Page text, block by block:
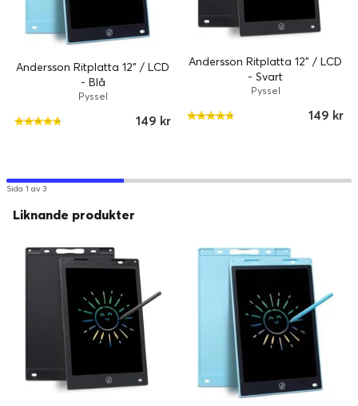
Andersson Ritplatta 12" / LCD
- Blå
Pyssel
149 kr
Andersson Ritplatta 12" / LCD
- Svart
Pyssel
149 kr
Sida 1 av 3
Liknande produkter